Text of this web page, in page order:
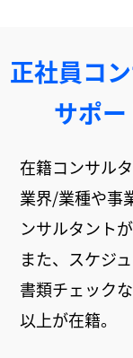
正社員コ
サポ
在籍コンサル
業界/業種や事
ンサルタント
また、スケジ
書類チェック
以上が在籍。